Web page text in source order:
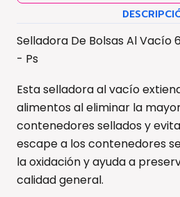
Selladora De Bolsas Al Vacío
- Ps
Esta selladora al vacío
alimentos al eliminar la
contenedores sellados y
escape a los contenedores
la oxidación y ayuda a
calidad general.